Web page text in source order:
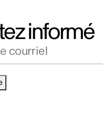
informé